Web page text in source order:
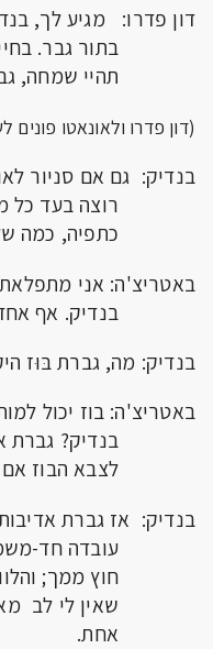
דון פדרו: מגיע לך,
בתור גבר.
תהיי שמחה,
(דון פדרו ולאונאטו פונים
בנדיק: גם אם סניור
רוצה בעד כל
כתפיה, כמה
באטריצ'ה: אני
בנדיק. אף
בנדיק: מה, גברת בּוּז
באטריצ'ה: בוז יכול
בנדיק? גברת
לצבא הבוז
בנדיק: אז גברת
עובדה חד-
חוץ ממך;
שאין לי לב
אחת.